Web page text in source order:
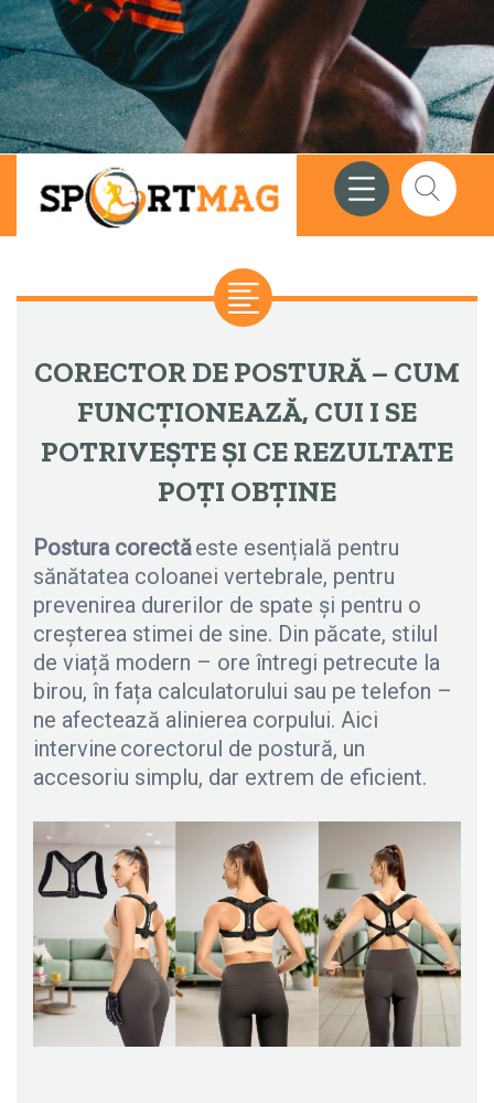
Meniu
Căutare
CORECTOR DE POSTURĂ – CUM
FUNCȚIONEAZĂ, CUI I SE
POTRIVEȘTE ȘI CE REZULTATE
POȚI OBȚINE
Postura corectăeste esențială pentru
sănătatea coloanei vertebrale, pentru
prevenirea durerilor de spate și pentru o
creșterea stimei de sine. Din păcate, stilul
de viață modern – ore întregi petrecute la
birou, în fața calculatorului sau pe telefon –
ne afectează alinierea corpului. Aici
intervine corectorul de postură, un
accesoriu simplu, dar extrem de eficient.